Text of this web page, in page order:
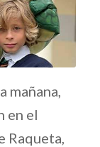
mañana,
en el
Raqueta,